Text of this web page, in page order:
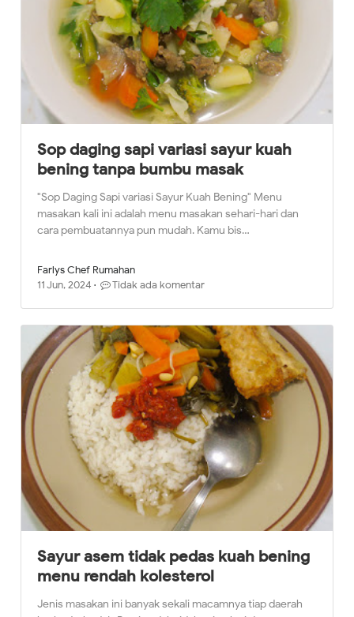
Sop daging sapi variasi sayur kuah
bening tanpa bumbu masak
"Sop Daging Sapi variasi Sayur Kuah Bening" Menu
masakan kali ini adalah menu masakan sehari-hari dan
cara pembuatannya pun mudah. Kamu bis…
Farlys Chef Rumahan
11 Jun, 2024
Tidak ada komentar
Sayur asem tidak pedas kuah bening
menu rendah kolesterol
Jenis masakan ini banyak sekali macamnya tiap daerah